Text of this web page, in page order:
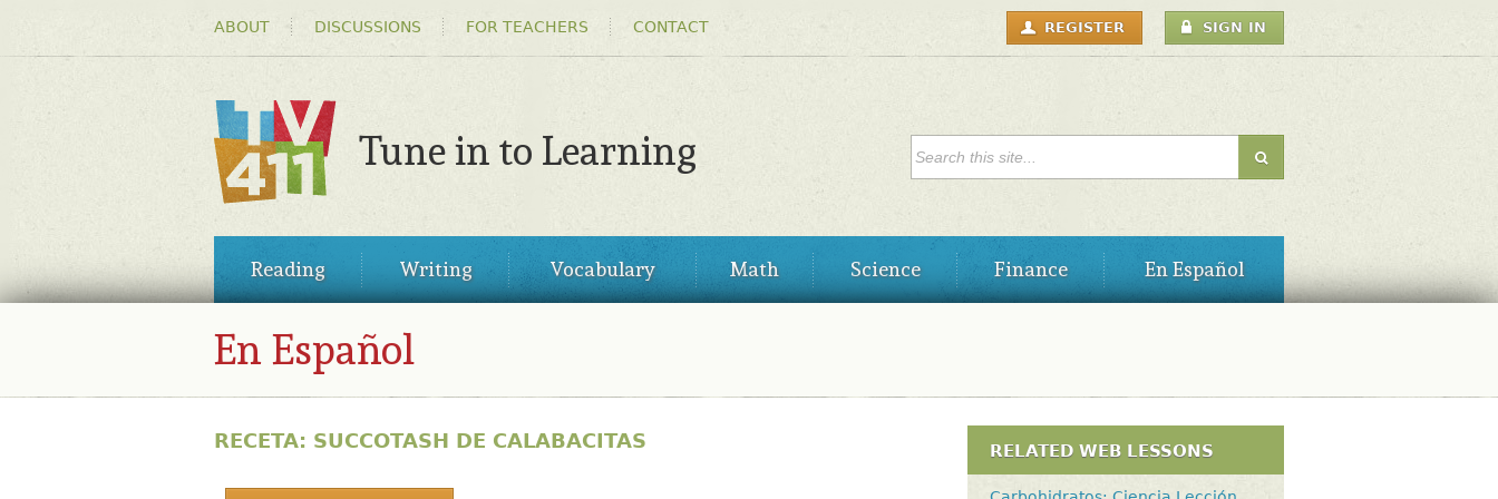
main
content
MENU
ABOUT DISCUSSIONS FOR TEACHERS CONTACT
USER
MENU REGISTER SIGN IN
TV411
Tune in to Learning SEARCH FORM
MENUReading Writing Vocabulary Math Science Finance En Español
En Español
RECETA: SUCCOTASH DE CALABACITAS RELATED WEB LESSONS